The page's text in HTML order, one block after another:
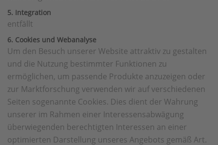
5. Integration
entfällt
6. Cookies und Webanalyse
Um den Besuch unserer Website attraktiv zu gestalten
und die Nutzung bestimmter Funktionen zu
ermöglichen, um passende Produkte anzuzeigen oder
zur Marktforschung verwenden wir auf verschiedenen
Seiten sogenannte Cookies. Dies dient der Wahrung
unserer im Rahmen einer Interessensabwägung
überwiegenden berechtigten Interessen an einer
optimierten Darstellung unseres Angebots gemäß Art.